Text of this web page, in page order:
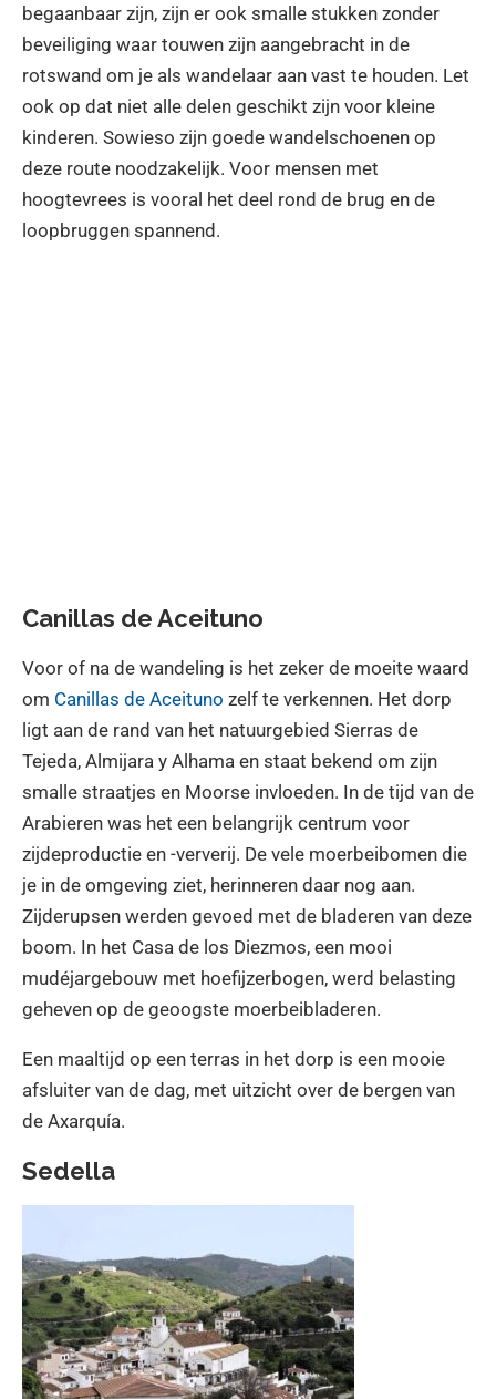
begaanbaar zijn, zijn er ook smalle stukken zonder
beveiliging waar touwen zijn aangebracht in de
rotswand om je als wandelaar aan vast te houden. Let
ook op dat niet alle delen geschikt zijn voor kleine
kinderen. Sowieso zijn goede wandelschoenen op
deze route noodzakelijk. Voor mensen met
hoogtevrees is vooral het deel rond de brug en de
loopbruggen spannend.
Canillas de Aceituno
Voor of na de wandeling is het zeker de moeite waard
om Canillas de Aceituno zelf te verkennen. Het dorp
ligt aan de rand van het natuurgebied Sierras de
Tejeda, Almijara y Alhama en staat bekend om zijn
smalle straatjes en Moorse invloeden. In de tijd van de
Arabieren was het een belangrijk centrum voor
zijdeproductie en -ververij. De vele moerbeibomen die
je in de omgeving ziet, herinneren daar nog aan.
Zijderupsen werden gevoed met de bladeren van deze
boom. In het Casa de los Diezmos, een mooi
mudéjargebouw met hoefijzerbogen, werd belasting
geheven op de geoogste moerbeibladeren.
Een maaltijd op een terras in het dorp is een mooie
afsluiter van de dag, met uitzicht over de bergen van
de Axarquía.
Sedella